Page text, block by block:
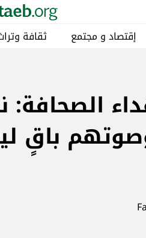
إقتصاد و مجتمع ثقافة
الصحافة:
باقٍ